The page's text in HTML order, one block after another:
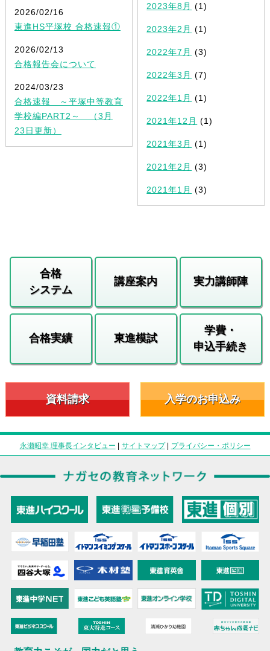
2026/02/16
東進HS平塚校 合格速報①
2026/02/13
合格報告会について
2024/03/23
合格速報 ～平塚中等教育
学校編PART2～ （3月
23日更新）
2023年8月 (1)
2023年2月 (1)
2022年7月 (3)
2022年3月 (7)
2022年1月 (1)
2021年12月 (1)
2021年3月 (1)
2021年2月 (3)
2021年1月 (3)
合格
システム
講座案内 実力講師陣
合格実績 東進模試
学費・
申込手続き
資料請求 入学のお申込み
永瀬昭幸 理事長インタビュー | サイトマップ| プライバシー・ポリシー